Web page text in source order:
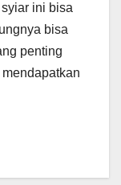
ini bisa
bisa
penting
mendapatkan